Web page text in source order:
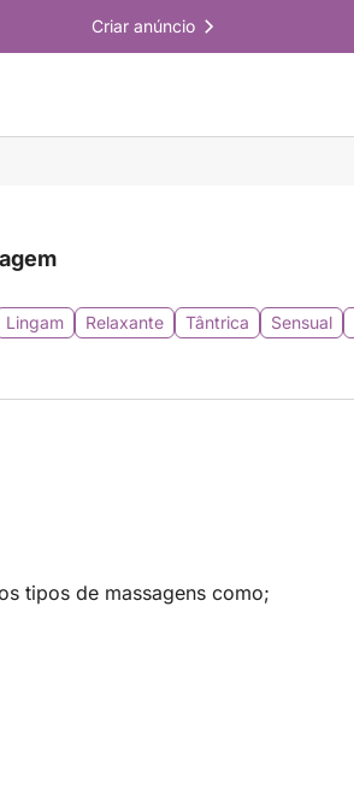
Criar anúncio
Lingam Relaxante Tântrica Sensual
tipos de massagens como;